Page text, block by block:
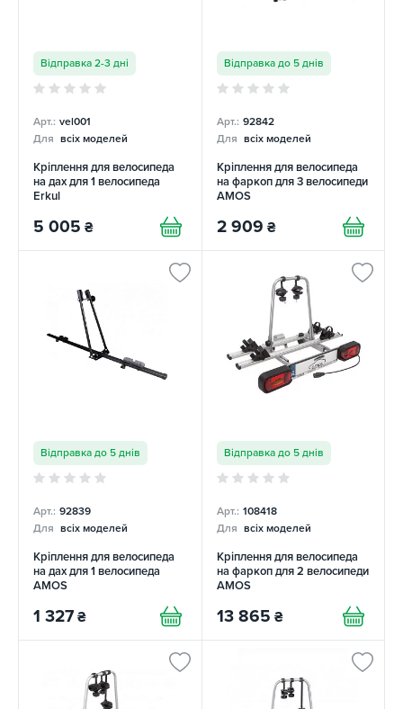
Відправка 2-3 дні
Арт.: vel001
Для всіх моделей
Кріплення для велосипеда
на дах для 1 велосипеда
Erkul
5 005 ₴
Відправка до 5 днів
Арт.: 92842
Для всіх моделей
Кріплення для велосипеда
на фаркоп для 3 велосипеди
AMOS
2 909 ₴
Відправка до 5 днів
Арт.: 92839
Для всіх моделей
Кріплення для велосипеда
на дах для 1 велосипеда
AMOS
1 327 ₴
Відправка до 5 днів
Арт.: 108418
Для всіх моделей
Кріплення для велосипеда
на фаркоп для 2 велосипеди
AMOS
13 865 ₴